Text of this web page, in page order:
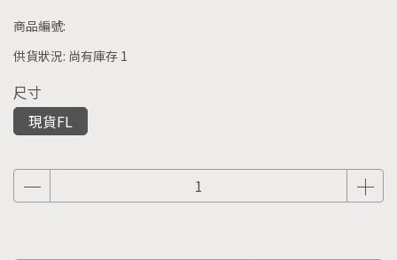
商品編號:
供貨狀況: 尚有庫存 1
尺寸
現貨FL